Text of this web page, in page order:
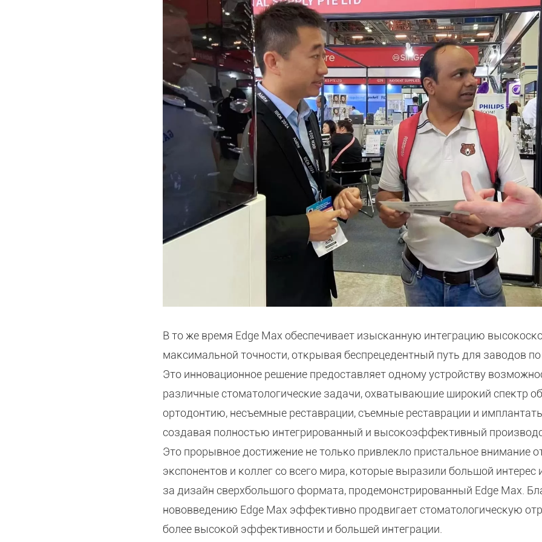
В то же время Edge Max обеспечивает изысканную интеграцию
максимальной точности, открывая беспрецедентный путь для заводов
Это инновационное решение предоставляет одному устройству
различные стоматологические задачи, охватывающие широкий спектр
ортодонтию, несъемные реставрации, съемные реставрации и
создавая полностью интегрированный и высокоэффективный
Это прорывное достижение не только привлекло пристальное внимание
экспонентов и коллег со всего мира, которые выразили большой интерес
за дизайн сверхбольшого формата, продемонстрированный Edge Max.
нововведению Edge Max эффективно продвигает стоматологическую
более высокой эффективности и большей интеграции.